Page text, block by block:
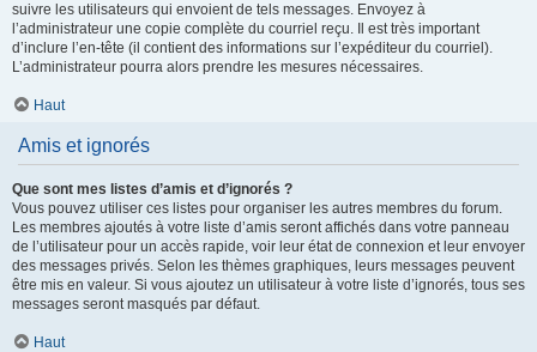
suivre les utilisateurs qui envoient de tels messages. Envoyez à
l’administrateur une copie complète du courriel reçu. Il est très important
d’inclure l’en-tête (il contient des informations sur l’expéditeur du courriel).
L’administrateur pourra alors prendre les mesures nécessaires.
Haut
Amis et ignorés
Que sont mes listes d’amis et d’ignorés ?
Vous pouvez utiliser ces listes pour organiser les autres membres du forum.
Les membres ajoutés à votre liste d’amis seront affichés dans votre panneau
de l’utilisateur pour un accès rapide, voir leur état de connexion et leur envoyer
des messages privés. Selon les thèmes graphiques, leurs messages peuvent
être mis en valeur. Si vous ajoutez un utilisateur à votre liste d’ignorés, tous ses
messages seront masqués par défaut.
Haut